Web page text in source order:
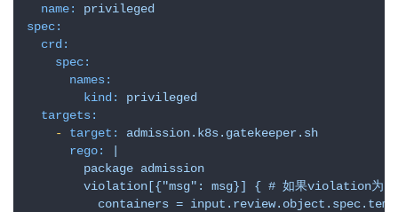
name:
privileged
spec:
crd:
spec:
names:
kind:
privileged
targets:
-
target:
admission.k8s.gatekeeper.sh
rego:
|
        package admission
violation[{"msg": msg}] { # 如果violation为
containers =